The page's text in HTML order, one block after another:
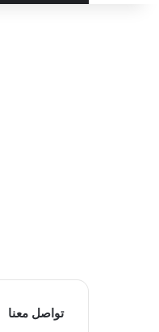
تواصل معنا